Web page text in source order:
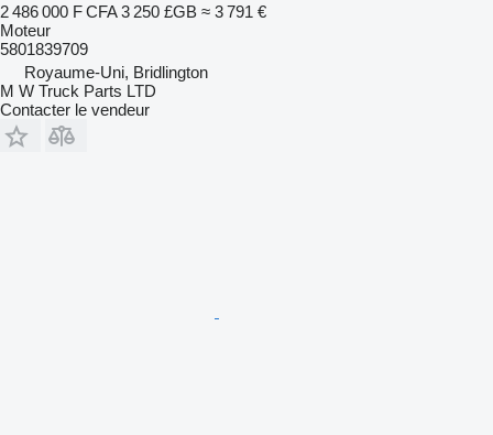
2 486 000 F CFA 3 250 £GB ≈ 3 791 €
Moteur
5801839709
Royaume-Uni, Bridlington
M W Truck Parts LTD
Contacter le vendeur